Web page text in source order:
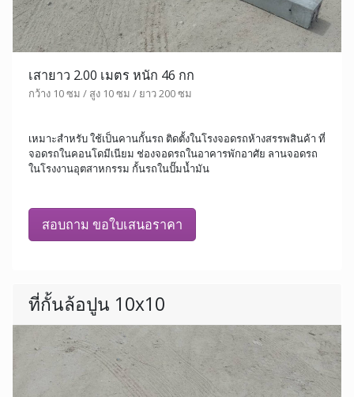
เสายาว 2.00 เมตร หนัก 46 กก
กว้าง 10 ซม / สูง 10 ซม / ยาว 200 ซม
เหมาะสำหรับ ใช้เป็นคานกั้นรถ ติดตั้งในโรงจอดรถห้างสรรพสินค้า ที่
จอดรถในคอนโดมีเนียม ช่องจอดรถในอาคารพักอาศัย ลานจอดรถ
ในโรงงานอุตสาหกรรม กั้นรถในปั๊มน้ำมัน
สอบถาม ขอใบเสนอราคา
ที่กั้นล้อปูน 10x10